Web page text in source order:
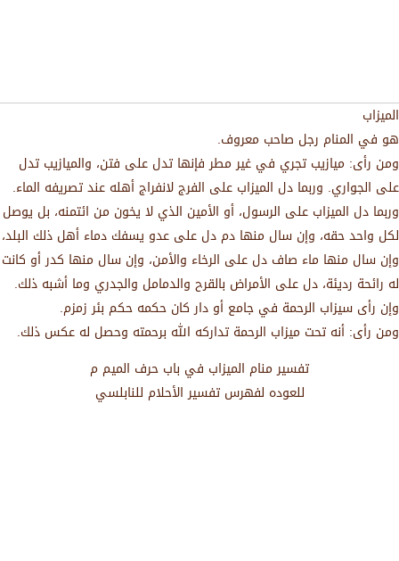
الميزاب
هو في المنام رجل صاحب معروف.
ومن رأى: ميازيب تجري في غير مطر فإنها تدل على فتن، والميازيب تدل
على الجواري. وربما دل الميزاب على الفرج لانفراج أهله عند تصريفه الماء.
وربما دل الميزاب على الرسول، أو الأمين الذي لا يخون من ائتمنه، بل يوصل
لكل واحد حقه، وإن سال منها دم دل على عدو يسفك دماء أهل ذلك البلد،
وإن سال منها ماء صاف دل على الرخاء والأمن، وإن سال منها كدر أو كانت
له رائحة رديئة، دل على الأمراض بالقرح والدمامل والجدري وما أشبه ذلك.
وإن رأى سيزاب الرحمة في جامع أو دار كان حكمه حكم بئر زمزم.
ومن رأى: أنه تحت ميزاب الرحمة تداركه الله برحمته وحصل له عكس ذلك.
تفسير منام الميزاب في باب حرف الميم م
للعوده لفهرس تفسير الأحلام للنابلسي